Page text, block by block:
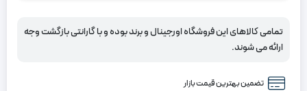
بود.
سفید
تمامی کالاهای این فروشگاه اورجینال و برند بوده و با گارانتی بازگشت وجه
ارائه می شوند.
تضمین بهترین قیمت بازار